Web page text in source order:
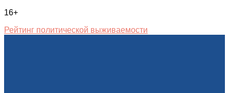
16+
Рейтинг политической выживаемости